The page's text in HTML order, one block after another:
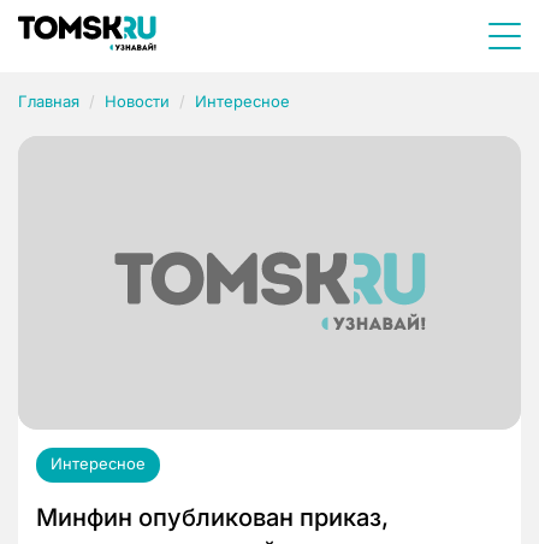
Главная Новости Интересное
Интересное
Минфин опубликован приказ,